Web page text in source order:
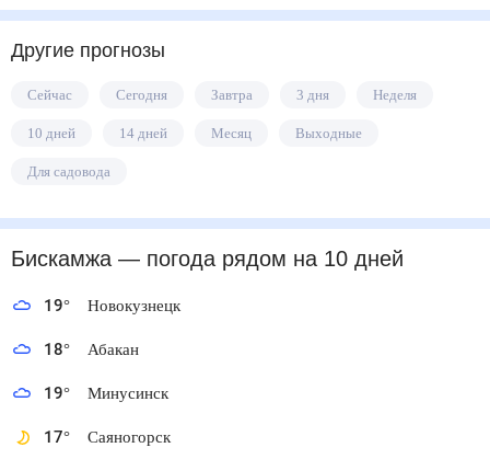
Другие прогнозы
Сейчас Сегодня Завтра 3 дня Неделя
10 дней 14 дней Месяц Выходные
Для садовода
Бискамжа — погода рядом на 10 дней
19° Новокузнецк
18° Абакан
19° Минусинск
17° Саяногорск